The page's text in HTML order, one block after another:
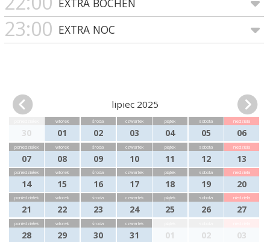
23:00 EXTRA NOC
lipiec 2025
30
wtorek
01
środa
02
czwartek
03
piątek
04
sobota
05
niedziela
06
poniedziałek
07
wtorek
08
środa
09
czwartek
10
piątek
11
sobota
12
niedziela
13
poniedziałek
14
wtorek
15
środa
16
czwartek
17
piątek
18
sobota
19
niedziela
20
poniedziałek
21
wtorek
22
środa
23
czwartek
24
piątek
25
sobota
26
niedziela
27
poniedziałek
28
wtorek
29
środa
30
czwartek
31 01 02 03